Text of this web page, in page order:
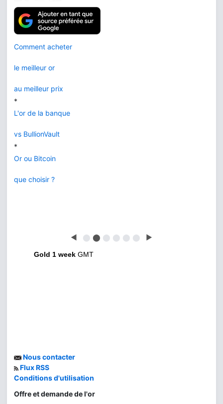
Comment acheter
le meilleur or
au meilleur prix
*
L'or de la banque
vs BullionVault
*
Or ou Bitcoin
que choisir ?
◀ ⬤ ⬤ ⬤ ⬤ ⬤ ⬤ ▶
Gold 1 week GMT
Nous contacter
Flux RSS
Conditions d'utilisation
Offre et demande de l'or